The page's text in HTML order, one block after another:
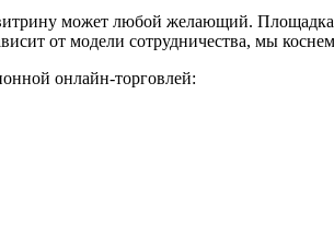
может любой желающий. Площадка
от модели сотрудничества, мы
онлайн-торговлей: